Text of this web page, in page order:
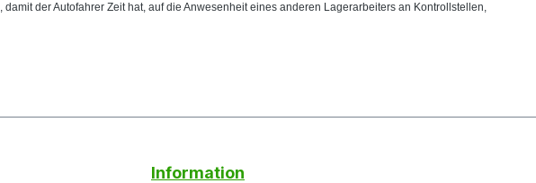
der Autofahrer Zeit hat, auf die Anwesenheit eines anderen Lagerarbeiters an Kontrollstellen,
Information